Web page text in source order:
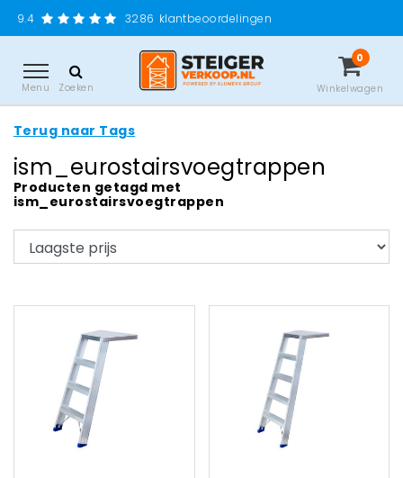
3286 klantbeoordelingen
Menu Zoeken
0
Winkelwagen
Terug naar Tags
ism_eurostairsvoegtrappen
Producten getagd met
ism_eurostairsvoegtrappen